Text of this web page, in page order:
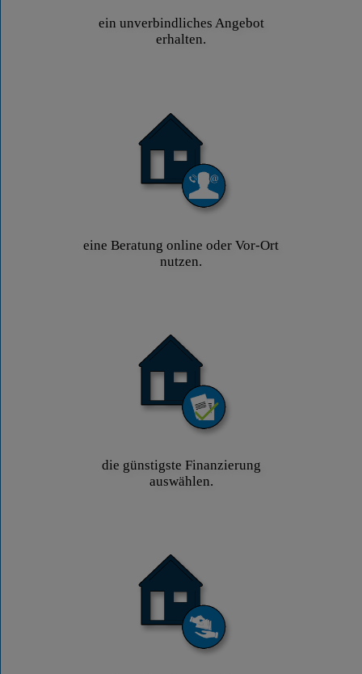
ein unverbindliches Angebot
erhalten.
eine Beratung online oder Vor-Ort
nutzen.
die günstigste Finanzierung
auswählen.